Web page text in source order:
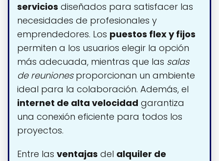
servicios diseñados para satisfacer las
necesidades de profesionales y
emprendedores. Los puestos flex y fijos
permiten a los usuarios elegir la opción
más adecuada, mientras que las salas
de reunionesproporcionan un ambiente
ideal para la colaboración. Además, el
internet de alta velocidad garantiza
una conexión eficiente para todos los
proyectos.
Entre las ventajas del alquiler de